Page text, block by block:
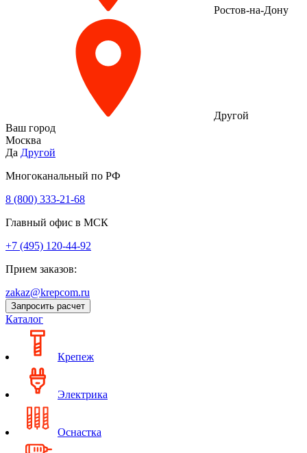
Ростов-на-Дону
Другой
Ваш город
Москва
Да Другой
Многоканальный по РФ
8 (800) 333‑21-68
Главный офис в МСК
+7 (495) 120-44-92
Прием заказов:
zakaz@krepcom.ru
Запросить расчет
Каталог
Крепеж
Электрика
Оснастка